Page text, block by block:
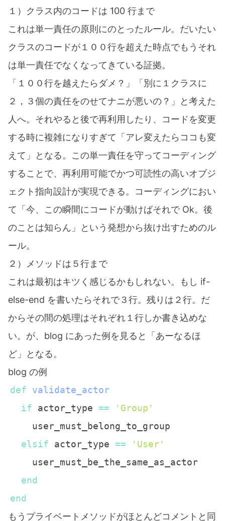
１）クラス内のコードは 100 行まで
これは単一責任の原則にのとったルール。だいたい
クラスのコードが１００行を超えた時点でもうそれ
は単一責任でなくなってきている証拠。
「１００行を越えたらダメ？」「別に１クラスに
２，３個の責任をのせてナニが悪いの？」と考えた
人へ。それやると後で再利用したり、コードを変更
する時に複雑になりすぎて「アレ変えたらココも変
えて」となる。この単一責任を守ってコーディング
することで、再利用可能でかつ可読性の高いオブジ
ェクト指向設計が実現できる。コーディングにおい
て「今、この瞬間にコードが動けばそれで Ok。後
のことは知らん」という発想から抜け出すためのル
ール。
２）メソッドは５行まで
これは最初はキツく感じるかもしれない。もし if-
else-end を書いたらそれで３行。残りは２行。だ
からその間の処理はそれぞれ１行しか書き込めな
い。が、blog にあった例を見ると「あーなるほ
ど」となる。
blog の例
def
validate_actor
if actor_type ==
'Group'
elsif actor_type ==
'User'
end
end
もうプライベートメソッドがほとんどコメントと同